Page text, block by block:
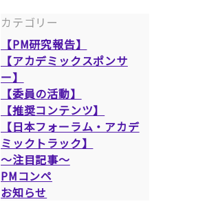
カテゴリー
【PM研究報告】
【アカデミックスポンサ
ー】
【委員の活動】
【推奨コンテンツ】
【日本フォーラム・アカデ
ミックトラック】
～注目記事～
PMコンペ
お知らせ